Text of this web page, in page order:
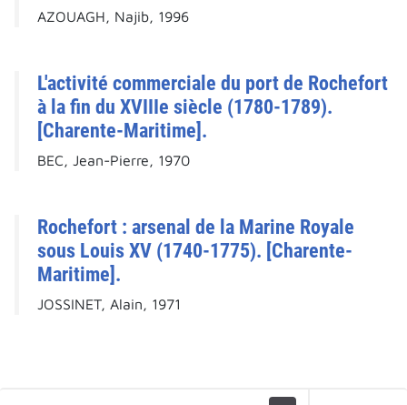
AZOUAGH, Najib, 1996
L'activité commerciale du port de Rochefort
à la fin du XVIIIe siècle (1780-1789).
[Charente-Maritime].
BEC, Jean-Pierre, 1970
Rochefort : arsenal de la Marine Royale
sous Louis XV (1740-1775). [Charente-
Maritime].
JOSSINET, Alain, 1971